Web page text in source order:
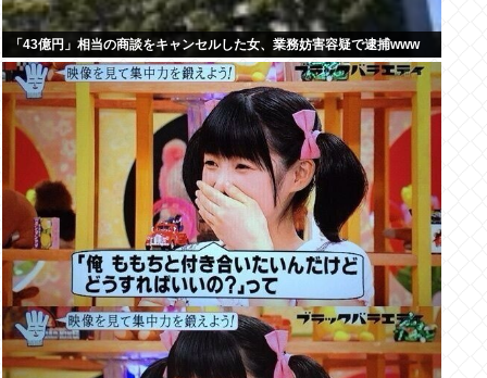
「43億円」相当の商談をキャンセルした女、業務妨害容疑で逮捕www